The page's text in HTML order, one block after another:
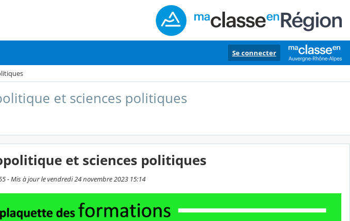
Se connecter
et sciences politiques
et sciences politiques
- Mis à jour le vendredi 24 novembre 2023 15:14